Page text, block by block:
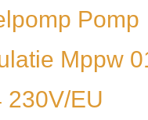
Pomp
Mppw
230V/EU